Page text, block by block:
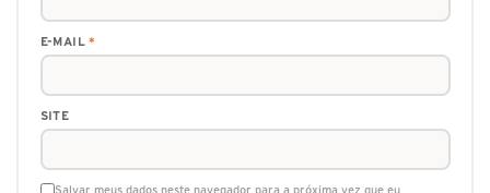
E-MAIL*
SITE
Salvar meus dados neste navegador para a próxima vez que eu